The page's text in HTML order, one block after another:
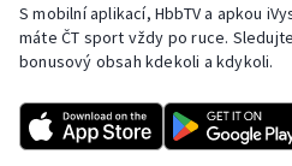
S mobilní aplikací, HbbTV a apkou
máte ČT sport vždy po ruce.
bonusový obsah kdekoli a kdykoli.